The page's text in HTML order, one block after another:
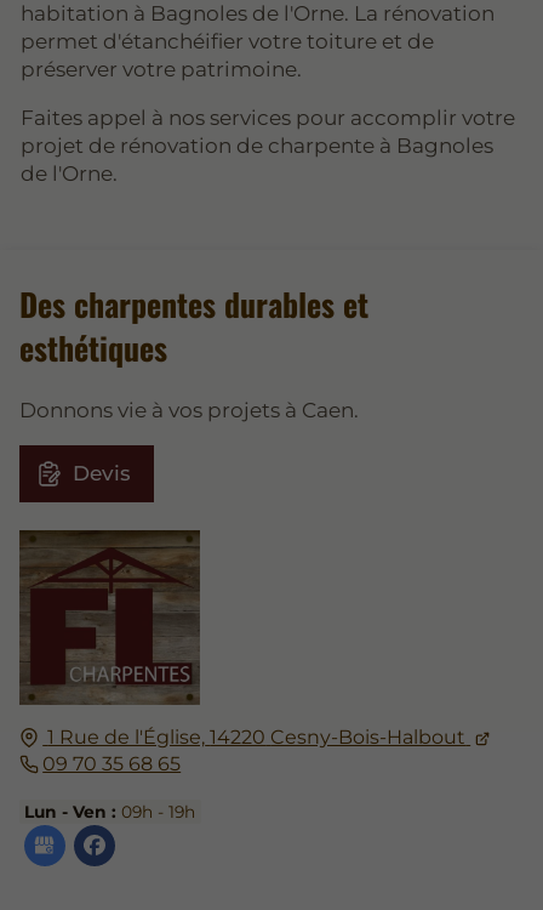
habitation à Bagnoles de l'Orne. La rénovation
permet d'étanchéifier votre toiture et de
préserver votre patrimoine.
Faites appel à nos services pour accomplir votre
projet de rénovation de charpente à Bagnoles
de l'Orne.
1 Rue de l'Église, 14220 Cesny-Bois-Halbout
09 70 35 68 65
Lun - Ven : 09h - 19h
Des charpentes durables et
esthétiques
Donnons vie à vos projets à Caen.
Devis